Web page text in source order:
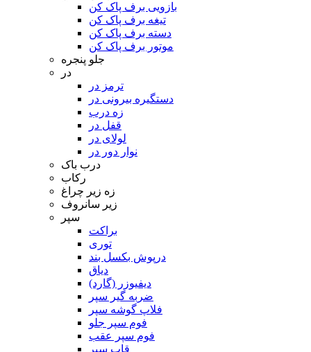
بازویی برف پاک کن
تیغه برف پاک کن
دسته برف پاک کن
موتور برف پاک کن
جلو پنجره
در
ترمز در
دستگیره بیرونی در
زه درب
قفل در
لولای در
نوار دور در
درب باک
رکاب
زه زیر چراغ
زیر سانروف
سپر
براکت
توری
درپوش بکسل بند
دیاق
دیفیوزر (گارد)
ضربه گیر سپر
فلاپ گوشه سپر
فوم سپر جلو
فوم سپر عقب
قاب سپر